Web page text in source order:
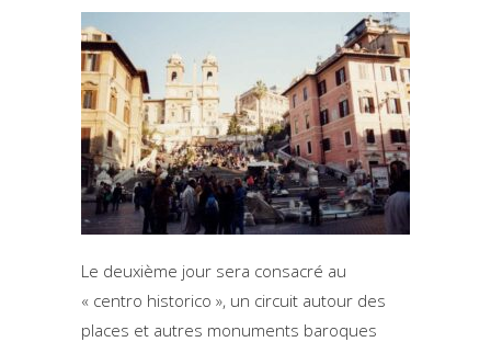
Le deuxième jour sera consacré au
« centro historico », un circuit autour des
places et autres monuments baroques